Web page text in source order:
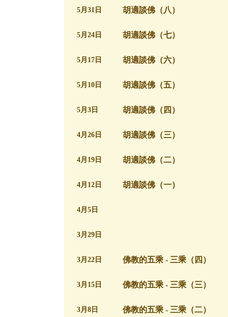
5月31日 胡適談佛（八）
5月24日 胡適談佛（七）
5月17日 胡適談佛（六）
5月10日 胡適談佛（五）
5月3日 胡適談佛（四）
4月26日 胡適談佛（三）
4月19日 胡適談佛（二）
4月12日 胡適談佛（一）
4月5日
3月29日
3月22日 佛教的五乘 - 三乘（四）
3月15日 佛教的五乘 - 三乘（三）
3月8日 佛教的五乘 - 三乘（二）